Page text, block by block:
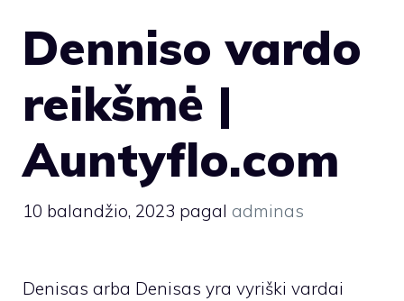
Denniso vardo
reikšmė |
Auntyflo.com
10 balandžio, 2023 pagal adminas
Denisas arba Denisas yra vyriški vardai